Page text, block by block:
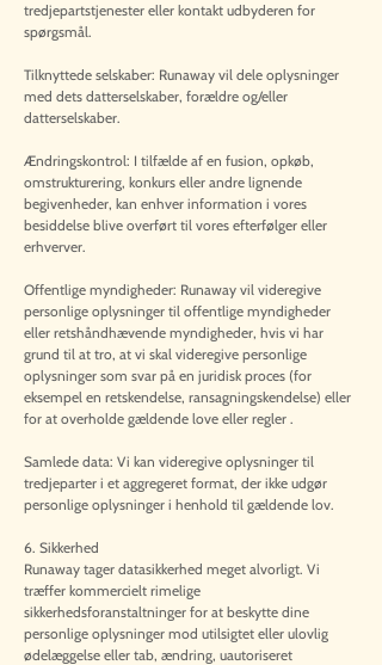
tredjepartstjenester eller kontakt udbyderen for
spørgsmål.
Tilknyttede selskaber: Runaway vil dele oplysninger
med dets datterselskaber, forældre og/eller
datterselskaber.
Ændringskontrol: I tilfælde af en fusion, opkøb,
omstrukturering, konkurs eller andre lignende
begivenheder, kan enhver information i vores
besiddelse blive overført til vores efterfølger eller
erhverver.
Offentlige myndigheder: Runaway vil videregive
personlige oplysninger til offentlige myndigheder
eller retshåndhævende myndigheder, hvis vi har
grund til at tro, at vi skal videregive personlige
oplysninger som svar på en juridisk proces (for
eksempel en retskendelse, ransagningskendelse) eller
for at overholde gældende love eller regler .
Samlede data: Vi kan videregive oplysninger til
tredjeparter i et aggregeret format, der ikke udgør
personlige oplysninger i henhold til gældende lov.
6. Sikkerhed
Runaway tager datasikkerhed meget alvorligt. Vi
træffer kommercielt rimelige
sikkerhedsforanstaltninger for at beskytte dine
personlige oplysninger mod utilsigtet eller ulovlig
ødelæggelse eller tab, ændring, uautoriseret